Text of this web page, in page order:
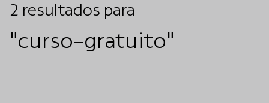
2 resultados para
"curso-gratuito"